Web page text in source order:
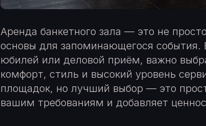
Аренда банкетного зала — это не
основы для запоминающегося события.
юбилей или деловой приём, важно
комфорт, стиль и высокий уровень
площадок, но лучший выбор — это
вашим требованиям и добавляет